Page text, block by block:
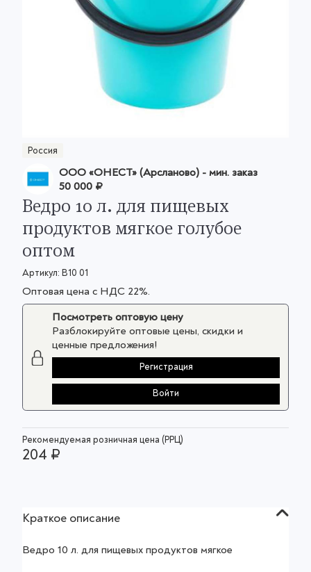
Россия
ООО «ОНЕСТ» (Арсланово) - мин. заказ
50 000 ₽
Ведро 10 л. для пищевых
продуктов мягкое голубое
оптом
Артикул: В10 01
Оптовая цена с НДС 22%.
Посмотреть оптовую цену
Разблокируйте оптовые цены, скидки и
ценные предложения!
Регистрация
Войти
Рекомендуемая розничная цена (РРЦ)
204 ₽
Краткое описание
Ведро 10 л. для пищевых продуктов мягкое